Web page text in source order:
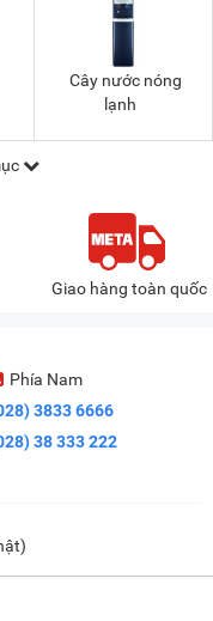
Cây nước nóng
lạnh
Giao hàng toàn quốc
Phía Nam
3833 6666
38 333 222